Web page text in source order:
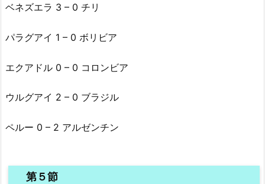
ベネズエラ 3 – 0 チリ
パラグアイ 1 – 0 ボリビア
エクアドル 0 – 0 コロンビア
ウルグアイ 2 – 0 ブラジル
ペルー 0 – 2 アルゼンチン
第５節